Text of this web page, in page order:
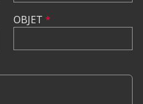
OBJET *